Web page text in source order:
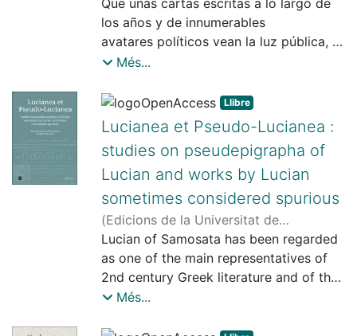
Barcelona ,2009 )Díaz-Plaja, Guillermo,
1909-1984 ;Amat, Jordi, 1978-
Cela, Blanca, 1972-;Díaz-Plaja, Ana,
1951-2023
Que unas cartas escritas a lo largo de
los años y de innumerables
avatares políticos vean la luz pública, y
no sólo conozcan
quien las recibió en
su momento y las leyó con el interés
que siempre se vuelca en
una carta, es una buena noticia. Nada
mejor que la lectura de
una correspondencia para comprender
su importancia en el
mundo intelectual. No hay cultura que
pueda sostenerse sin la
libre circulación, lectura y conocimiento
de las palabras dichas
escritas tantas veces sin
Més...
Llibre
Lucianea et Pseudo-Lucianea :
studies on pseudepigrapha of
Lucian and works by Lucian
sometimes considered spurious
(Edicions de la Universitat de
Barcelona ,2024)Mestre, Francesca;
Gómez, Pilar, 1943-;Tolsa, Cristian
Lucian of Samosata has been regarded
as one of the main representatives of
2nd century Greek literature and of the
Second Sophistic movement in a
Més...